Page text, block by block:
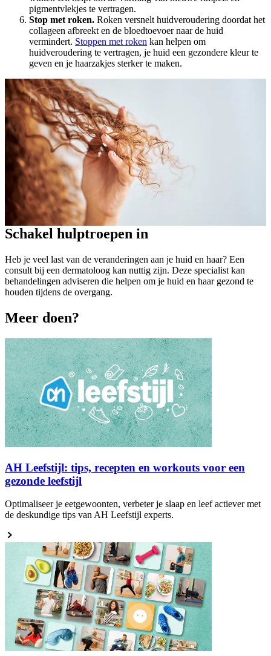
pigmentvlekjes te vertragen.
Stop met roken. Roken versnelt huidveroudering doordat het
collageen afbreekt en de bloedtoevoer naar de huid
vermindert. Stoppen met roken kan helpen om
huidveroudering te vertragen, je huid een gezondere kleur te
geven en je haarzakjes sterker te maken.
Schakel hulptroepen in
Heb je veel last van de veranderingen aan je huid en haar? Een
consult bij een dermatoloog kan nuttig zijn. Deze specialist kan
behandelingen adviseren die helpen om je huid en haar gezond te
houden tijdens de overgang.
Meer doen?
AH Leefstijl: tips, recepten en workouts voor een
gezonde leefstijl
Optimaliseer je eetgewoonten, verbeter je slaap en leef actiever met
de deskundige tips van AH Leefstijl experts.